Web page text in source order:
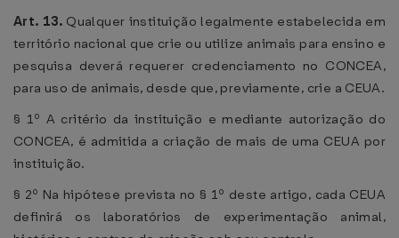
Art. 13. Qualquer instituição legalmente estabelecida em
território nacional que crie ou utilize animais para ensino e
pesquisa deverá requerer credenciamento no CONCEA,
para uso de animais, desde que, previamente, crie a CEUA.
§ 1º A critério da instituição e mediante autorização do
CONCEA, é admitida a criação de mais de uma CEUA por
instituição.
§ 2º Na hipótese prevista no § 1º deste artigo, cada CEUA
definirá os laboratórios de experimentação animal,